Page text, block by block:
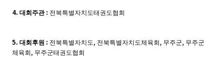
4. 대회주관 : 전북특별자치도태권도협회
5. 대회후원 : 전북특별자치도, 전북특별자치도체육회 , 무주군, 무주군
체육회 , 무주군태권도협회